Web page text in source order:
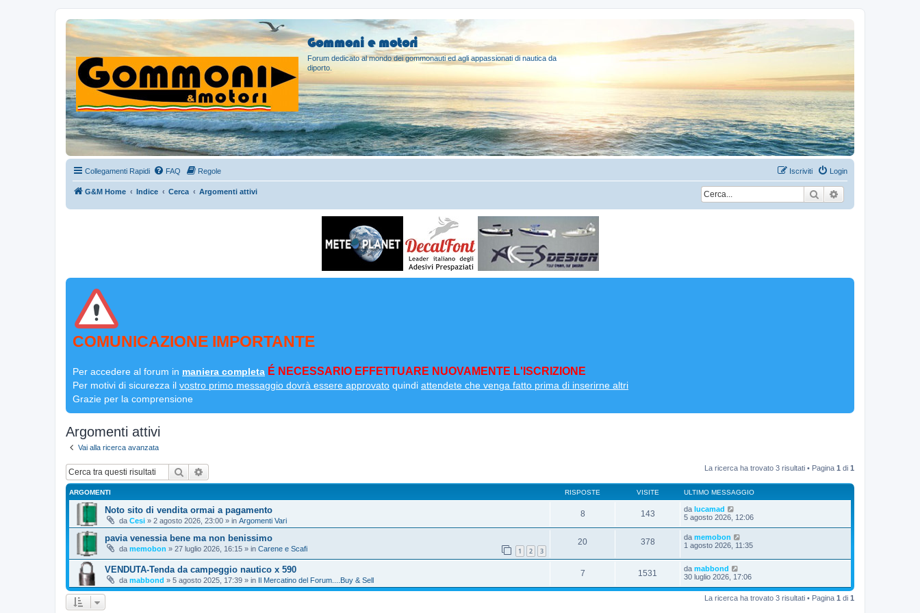
Gommoni e motori
Forum dedicato al mondo dei gommonauti ed agli appassionati di nautica da
diporto.
Collegamenti Rapidi FAQ Regole Login
Iscriviti
G&M Home Indice Cerca Argomenti attivi Cerca
COMUNICAZIONE IMPORTANTE
Per accedere al forum in maniera completa É NECESSARIO EFFETTUARE NUOVAMENTE L'ISCRIZIONE
Per motivi di sicurezza il vostro primo messaggio dovrà essere approvato quindi attendete che venga fatto prima di inserirne altri
Grazie per la comprensione
Argomenti attivi
Vai alla ricerca avanzata
Cerca La ricerca ha trovato 3 risultati • Pagina 1 di 1
ARGOMENTI RISPOSTE VISITE ULTIMO MESSAGGIO
Noto sito di vendita ormai a pagamento
da Cesi » 2 agosto 2026, 23:00 » in Argomenti Vari
8 143 da lucamad
5 agosto 2026, 12:06
pavia venessia bene ma non benissimo
da memobon » 27 luglio 2026, 16:15 » in Carene e Scafi 1 2 3
20 378 da memobon
1 agosto 2026, 11:35
VENDUTA-Tenda da campeggio nautico x 590
da mabbond » 5 agosto 2025, 17:39 » in Il Mercatino del Forum....Buy & Sell
7 1531 da mabbond
30 luglio 2026, 17:06
La ricerca ha trovato 3 risultati • Pagina 1 di 1